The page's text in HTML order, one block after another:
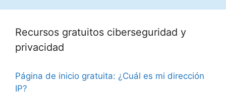
Recursos gratuitos ciberseguridad y
privacidad
Página de inicio gratuita: ¿Cuál es mi dirección
IP?